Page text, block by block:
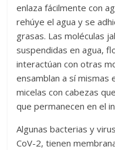
enlaza fácilmente con
rehúye el agua y se
grasas. Las moléculas
suspendidas en agua,
interactúan con otras
ensamblan a sí mismas
micelas con cabezas
que permanecen en el
Algunas bacterias y
CoV-2, tienen